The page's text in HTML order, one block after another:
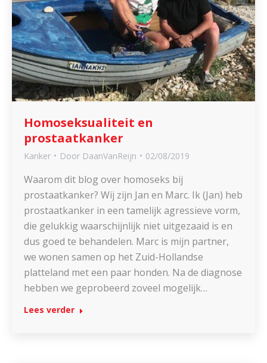
Homoseksualiteit en
prostaatkanker
Kanker Door DaanVanReijn 02/08/2019
Waarom dit blog over homoseks bij
prostaatkanker? Wij zijn Jan en Marc. Ik (Jan) heb
prostaatkanker in een tamelijk agressieve vorm,
die gelukkig waarschijnlijk niet uitgezaaid is en
dus goed te behandelen. Marc is mijn partner,
we wonen samen op het Zuid-Hollandse
platteland met een paar honden. Na de diagnose
hebben we geprobeerd zoveel mogelijk…
Lees verder